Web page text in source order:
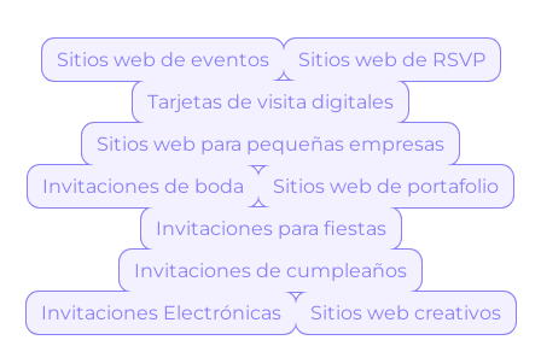
Sitios web de eventos
Sitios web de RSVP
Tarjetas de visita digitales
Sitios web para pequeñas empresas
Invitaciones de boda
Sitios web de portafolio
Invitaciones para fiestas
Invitaciones de cumpleaños
Invitaciones Electrónicas
Sitios web creativos